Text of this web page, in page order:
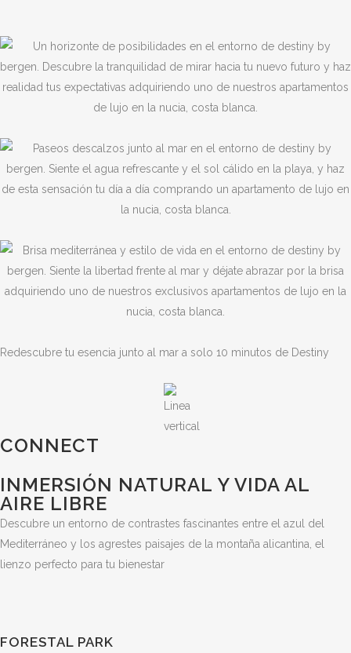
Redescubre tu esencia junto al mar a solo 10 minutos de Destiny
CONNECT
INMERSIÓN NATURAL Y VIDA AL
AIRE LIBRE
Descubre un entorno de contrastes fascinantes entre el azul del
Mediterráneo y los agrestes paisajes de la montaña alicantina, el
lienzo perfecto para tu bienestar
FORESTAL PARK